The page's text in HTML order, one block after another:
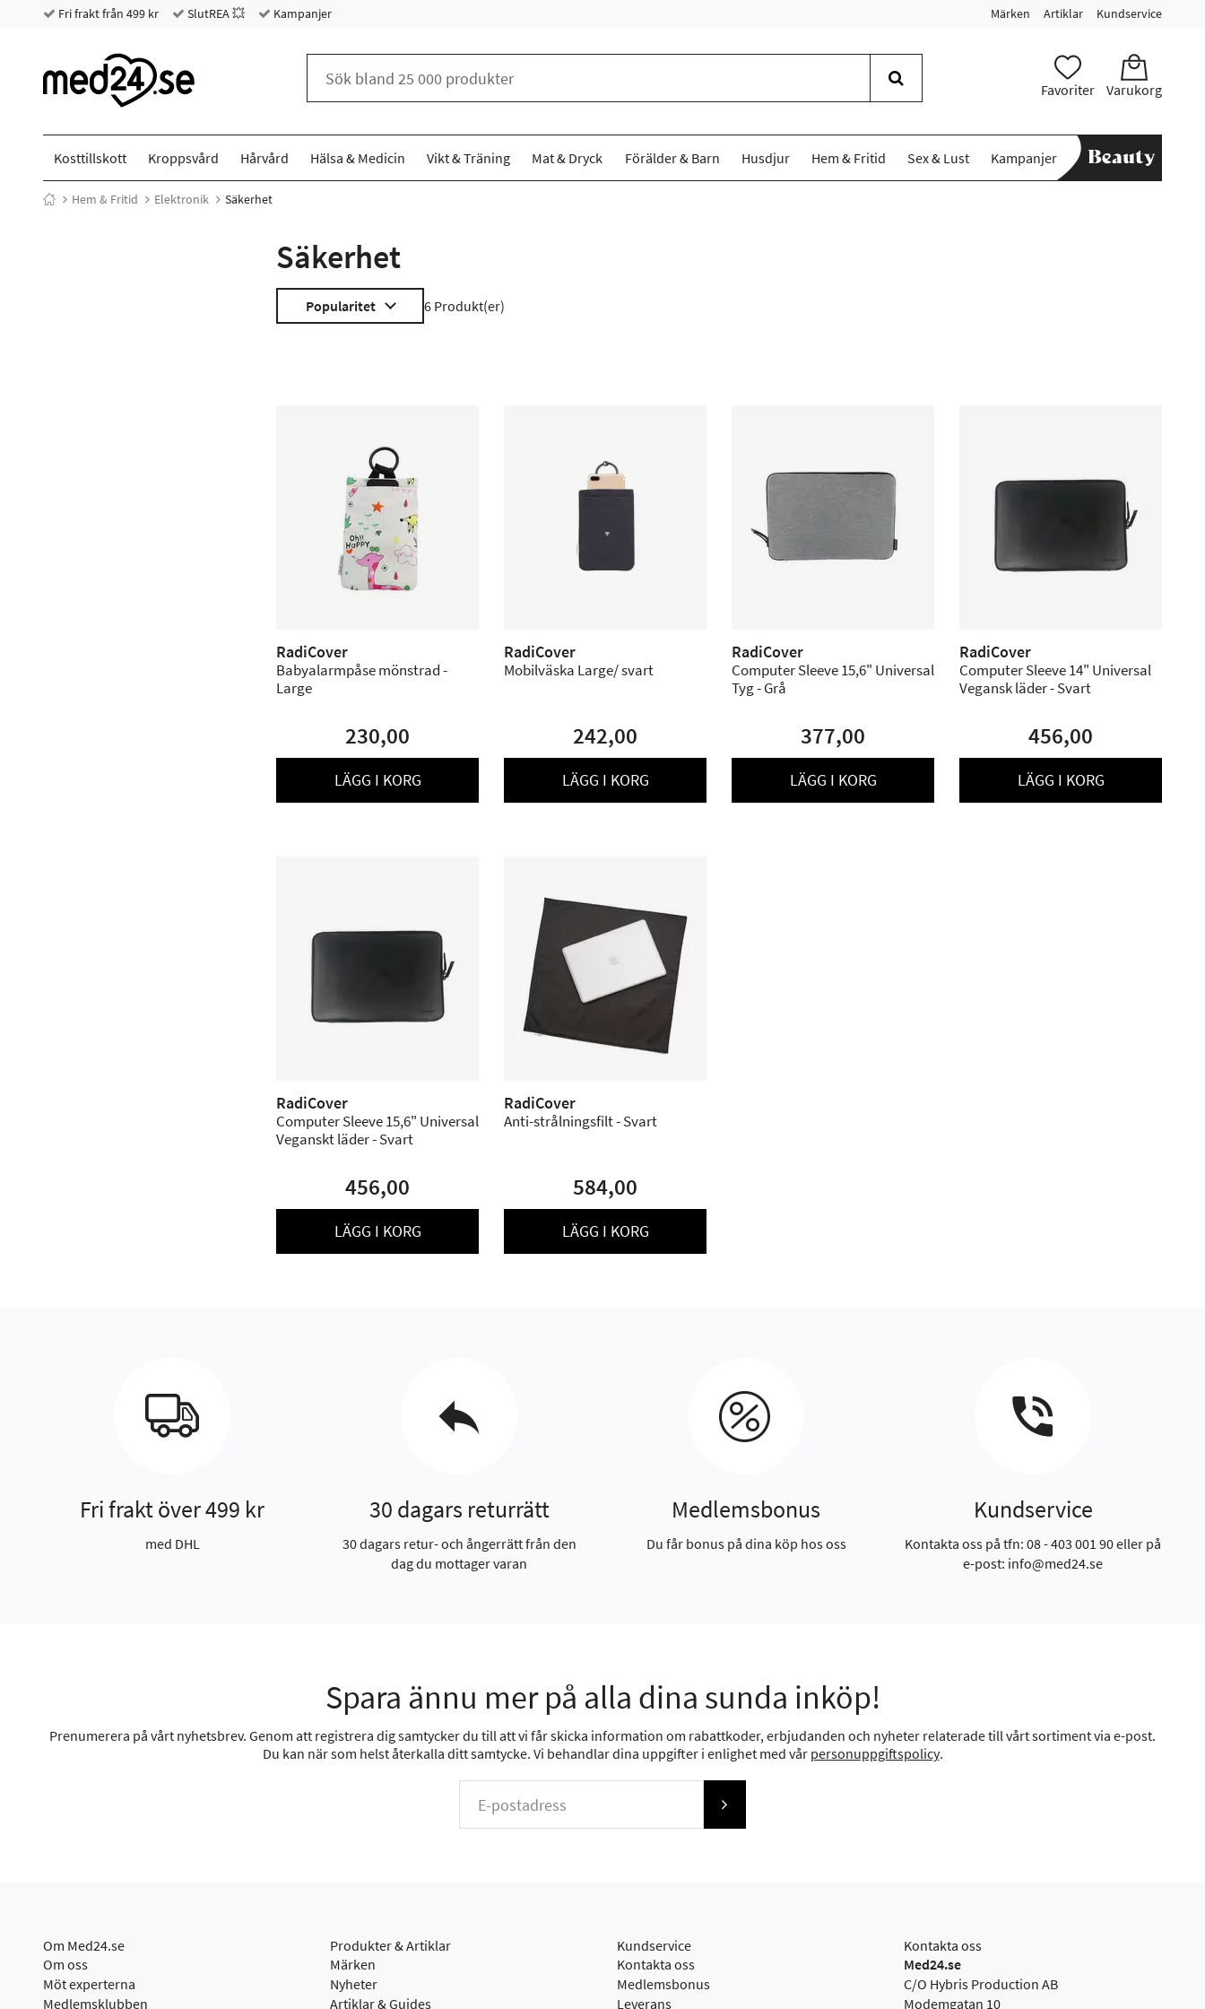
Fri frakt från 499 kr SlutREA 💥 Kampanjer Märken Artiklar Kundservice
Favoriter Varukorg
Kosttillskott Kroppsvård Hårvård Hälsa & Medicin Vikt & Träning Mat & Dryck Förälder & Barn Husdjur Hem & Fritid Sex & Lust Kampanjer
Hem & Fritid Elektronik Säkerhet
Säkerhet
Popularitet 6 Produkt(er)
RadiCover
Babyalarmpåse mönstrad -
Large
230,00
LÄGG I KORG
RadiCover
Mobilväska Large/ svart
242,00
LÄGG I KORG
RadiCover
Computer Sleeve 15,6" Universal
Tyg - Grå
377,00
LÄGG I KORG
RadiCover
Computer Sleeve 14" Universal
Vegansk läder - Svart
456,00
LÄGG I KORG
RadiCover
Computer Sleeve 15,6" Universal
Veganskt läder - Svart
456,00
LÄGG I KORG
RadiCover
Anti-strålningsfilt - Svart
584,00
LÄGG I KORG
Fri frakt över 499 kr
med DHL
30 dagars returrätt
30 dagars retur- och ångerrätt från den
dag du mottager varan
Medlemsbonus
Du får bonus på dina köp hos oss
Kundservice
Kontakta oss på tfn: 08 - 403 001 90 eller på
e-post: info@med24.se
Spara ännu mer på alla dina sunda inköp!
Prenumerera på vårt nyhetsbrev. Genom att registrera dig samtycker du till att vi får skicka information om rabattkoder, erbjudanden och nyheter relaterade till vårt sortiment via e-post.
Du kan när som helst återkalla ditt samtycke. Vi behandlar dina uppgifter i enlighet med vår personuppgiftspolicy.
Om Med24.se
Om oss
Möt experterna
Medlemsklubben
Produkter & Artiklar
Märken
Nyheter
Artiklar & Guides
Kundservice
Kontakta oss
Medlemsbonus
Leverans
Kontakta oss
Med24.se
C/O Hybris Production AB
Modemgatan 10